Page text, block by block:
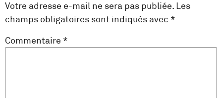
Votre adresse e-mail ne sera pas publiée. Les
champs obligatoires sont indiqués avec *
Commentaire *